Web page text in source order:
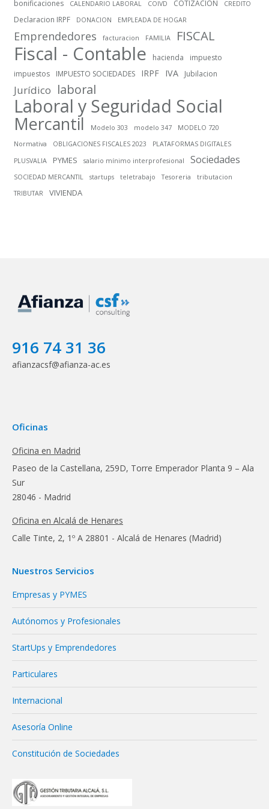
bonificaciones CALENDARIO LABORAL COIVD COTIZACION CREDITO
Declaracion IRPF DONACION EMPLEADA DE HOGAR
Emprendedores facturacion FAMILIA FISCAL
Fiscal - Contable hacienda
impuesto
impuestos
IMPUESTO SOCIEDADES IRPF IVA Jubilacion
Jurídico laboral
Laboral y Seguridad Social
Mercantil Modelo 303 modelo 347
MODELO 720
Normativa
OBLIGACIONES FISCALES 2023
PLATAFORMAS DIGITALES
PLUSVALIA
PYMES salario mínimo interprofesional Sociedades
SOCIEDAD MERCANTIL startups teletrabajo Tesoreria
tributacion
TRIBUTAR
VIVIENDA
916 74 31 36
afianzacsf@afianza-ac.es
Oficinas
Oficina en Madrid
Paseo de la Castellana, 259D, Torre Emperador Planta 9 – Ala
Sur
28046 - Madrid
Oficina en Alcalá de Henares
Calle Tinte, 2, 1º A 28801 - Alcalá de Henares (Madrid)
Nuestros Servicios
Empresas y PYMES
Autónomos y Profesionales
StartUps y Emprendedores
Particulares
Internacional
Asesoría Online
Constitución de Sociedades